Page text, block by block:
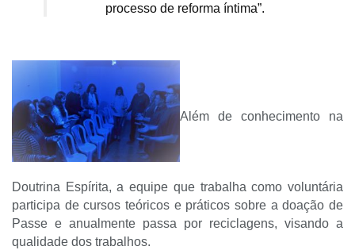
processo de reforma íntima”.
Além de conhecimento na
Doutrina Espírita, a equipe que trabalha como voluntária
participa de cursos teóricos e práticos sobre a doação de
Passe e anualmente passa por reciclagens, visando a
qualidade dos trabalhos.